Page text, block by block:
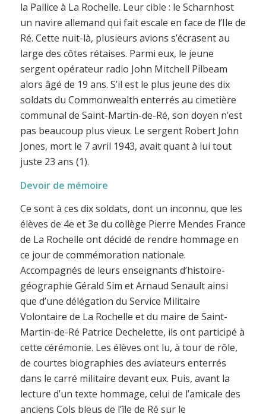
la Pallice à La Rochelle. Leur cible : le Scharnhost
un navire allemand qui fait escale en face de l’Ile de
Ré. Cette nuit-là, plusieurs avions s’écrasent au
large des côtes rétaises. Parmi eux, le jeune
sergent opérateur radio John Mitchell Pilbeam
alors âgé de 19 ans. S’il est le plus jeune des dix
soldats du Commonwealth enterrés au cimetière
communal de Saint-Martin-de-Ré, son doyen n’est
pas beaucoup plus vieux. Le sergent Robert John
Jones, mort le 7 avril 1943, avait quant à lui tout
juste 23 ans (1).
Devoir de mémoire
Ce sont à ces dix soldats, dont un inconnu, que les
élèves de 4e et 3e du collège Pierre Mendes France
de La Rochelle ont décidé de rendre hommage en
ce jour de commémoration nationale.
Accompagnés de leurs enseignants d’histoire-
géographie Gérald Sim et Arnaud Senault ainsi
que d’une délégation du Service Militaire
Volontaire de La Rochelle et du maire de Saint-
Martin-de-Ré Patrice Dechelette, ils ont participé à
cette cérémonie. Les élèves ont lu, à tour de rôle,
de courtes biographies des aviateurs enterrés
dans le carré militaire devant eux. Puis, avant la
lecture d’un texte hommage, celui de l’amicale des
anciens Cols bleus de l’île de Ré sur le